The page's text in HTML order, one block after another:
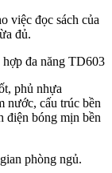
việc đọc sách của
đủ.
phủ nhựa
nước, cấu trúc bền
điện bóng mịn bền
phòng ngủ.